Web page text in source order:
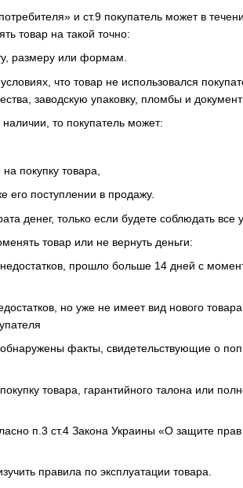
и ст.9 покупатель может в
товар на такой точно:
размеру или формам.
что товар не использовался
заводскую упаковку, пломбы и
то покупатель может:
покупку товара,
его поступлении в продажу.
денег, только если будете соблюдать все
товар или не вернуть деньги:
прошло больше 14 дней с
но уже не имеет вид нового
факты, свидетельствующие о
товара, гарантийного талона или
п.3 ст.4 Закона Украины «О защите прав
правила по эксплуатации товара.